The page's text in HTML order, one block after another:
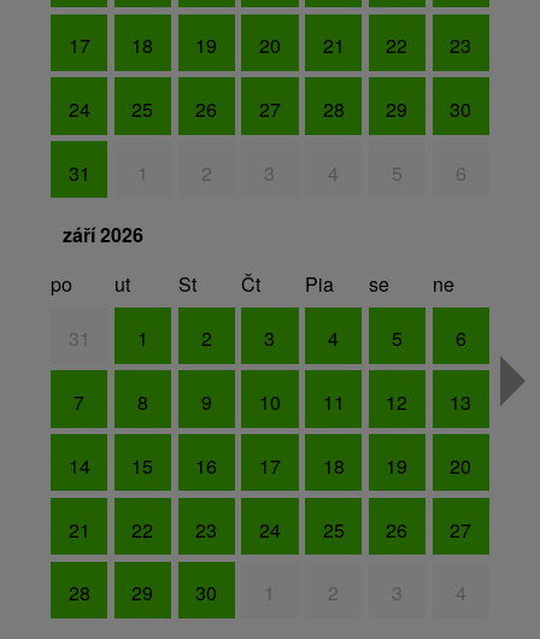
17 18 19 20 21 22 23
24 25 26 27 28 29 30
31 1 2 3 4 5 6
září 2026
po
ut St Čt Pia se
ne
31
1 2 3 4 5 6
7 8 9 10 11 12 13
14 15 16 17 18 19 20
21 22 23 24 25 26 27
28 29 30 1 2 3 4